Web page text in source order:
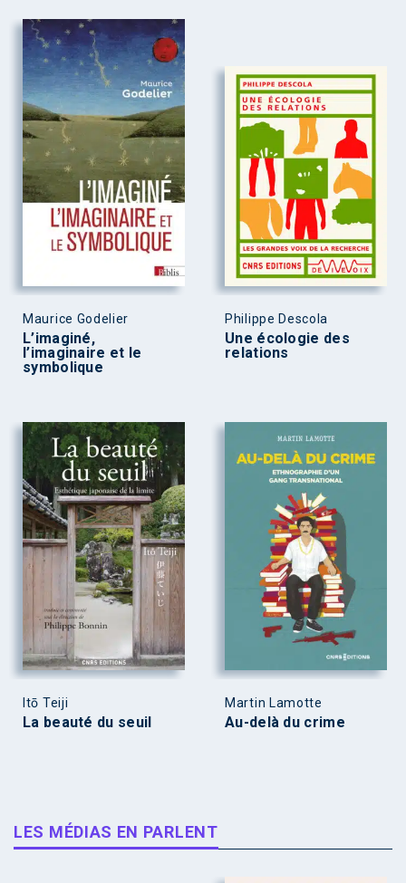
Maurice Godelier
L’imaginé,
l’imaginaire et le
symbolique
Philippe Descola
Une écologie des
relations
Itō Teiji
La beauté du seuil
Martin Lamotte
Au-delà du crime
LES MÉDIAS EN PARLENT